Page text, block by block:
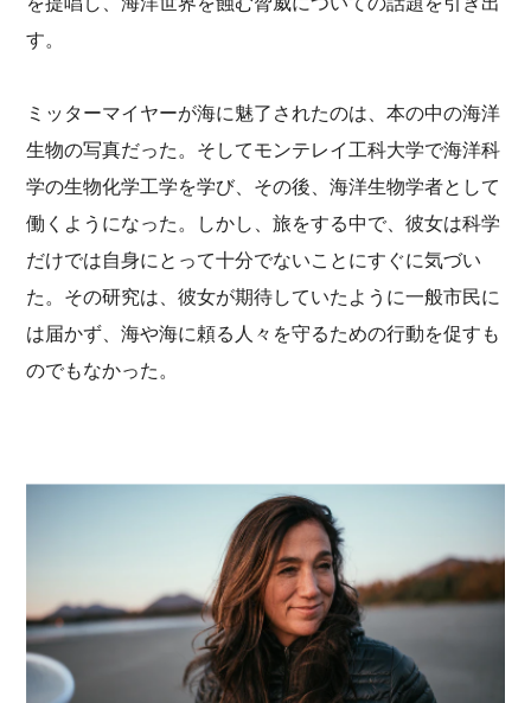
メ
ン
フ
ッ
タ
す。
ミッターマイヤーが海に魅了されたのは、本の中の海洋
生物の写真だった。そしてモンテレイ工科大学で海洋科
学の生物化学工学を学び、その後、海洋生物学者として
働くようになった。しかし、旅をする中で、彼女は科学
だけでは自身にとって十分でないことにすぐに気づい
た。その研究は、彼女が期待していたように一般市民に
は届かず、海や海に頼る人々を守るための行動を促すも
のでもなかった。